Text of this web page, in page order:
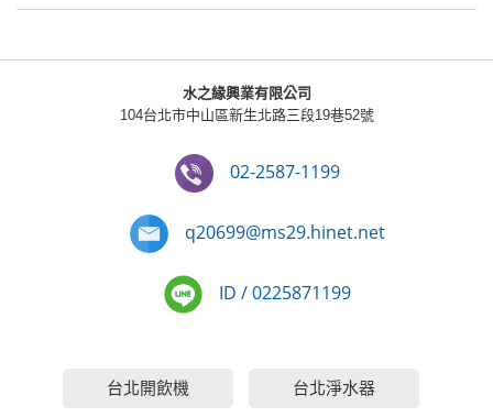
水之緣興業有限公司
104台北市中山區新生北路三段19巷52號
02-2587-1199
q20699@ms29.hinet.net
ID / 0225871199
台北開飲機 台北淨水器